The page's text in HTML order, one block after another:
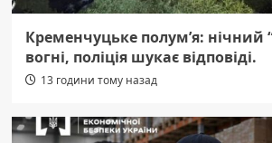
Кременчуцьке полум’я: нічний
вогні, поліція шукає відповіді.
13 години тому назад